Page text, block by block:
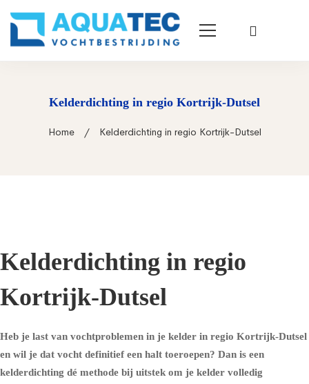
Kelderdichting in regio Kortrijk-Dutsel
Home Kelderdichting in regio Kortrijk-Dutsel
Kelderdichting in regio
Kortrijk-Dutsel
Heb je last van vochtproblemen in je kelder in regio Kortrijk-Dutsel
en wil je dat vocht definitief een halt toeroepen? Dan is een
kelderdichting dé methode bij uitstek om je kelder volledig